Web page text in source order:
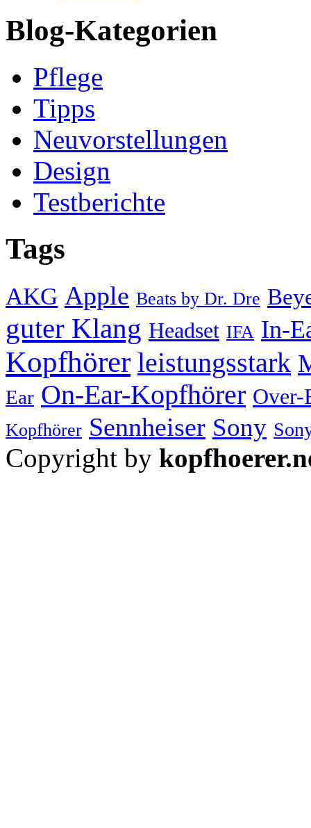
Blog-Kategorien
Pflege
Tipps
Neuvorstellungen
Design
Testberichte
Tags
AKG Apple Beats by Dr. Dre
guter Klang Headset IFA In-
Kopfhörer leistungsstark
Ear On-Ear-Kopfhörer Over-
Kopfhörer Sennheiser Sony
Copyright by